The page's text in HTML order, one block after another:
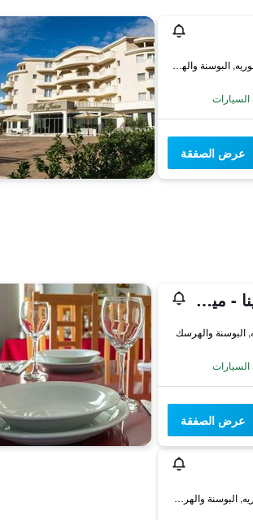
Fra Slavka Barbarica 24, ميديوغوريه, البوسنة والهرسك
عرض الصفقة
بنسيون مارينكو كوزينا - ميدجوجري
عرض الصفقة
Pape Ivana Pavla II 18, ميديوغوريه, البوسنة والهرسك